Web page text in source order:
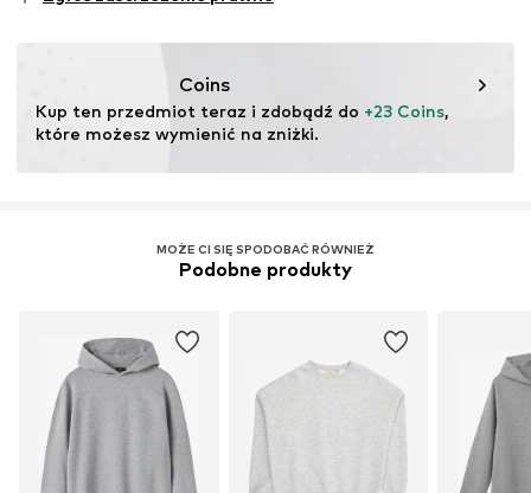
testu
Ten produkt zawiera materiały organiczne, których
ekosystemów poprzez rolnictwo ekologiczne poprzez
rezygnację z modyfikacji genetycznych oraz ograniczenie
zużycia wody i nawozów chemicznych.
Coins
Kup ten przedmiot teraz i zdobądź do +23 Coins,
które możesz wymienić na zniżki.
MOŻE CI SIĘ SPODOBAĆ RÓWNIEŻ
Podobne produkty